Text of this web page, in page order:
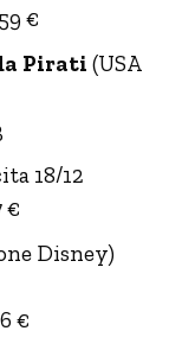
€
Pirati (USA
18/12
€
Disney)
€